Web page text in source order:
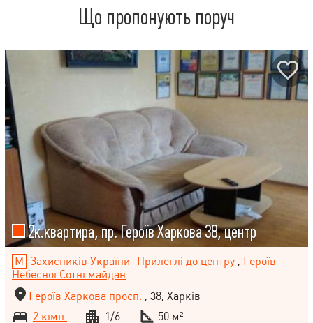
Що пропонують поруч
2к.квартира, пр. Героїв Харкова 38, центр
Захисників України Прилеглі до центру, Героїв
Небесної Сотні майдан
Героїв Харкова просп. , 38, Харків
2 кімн.
1/6 50 м²